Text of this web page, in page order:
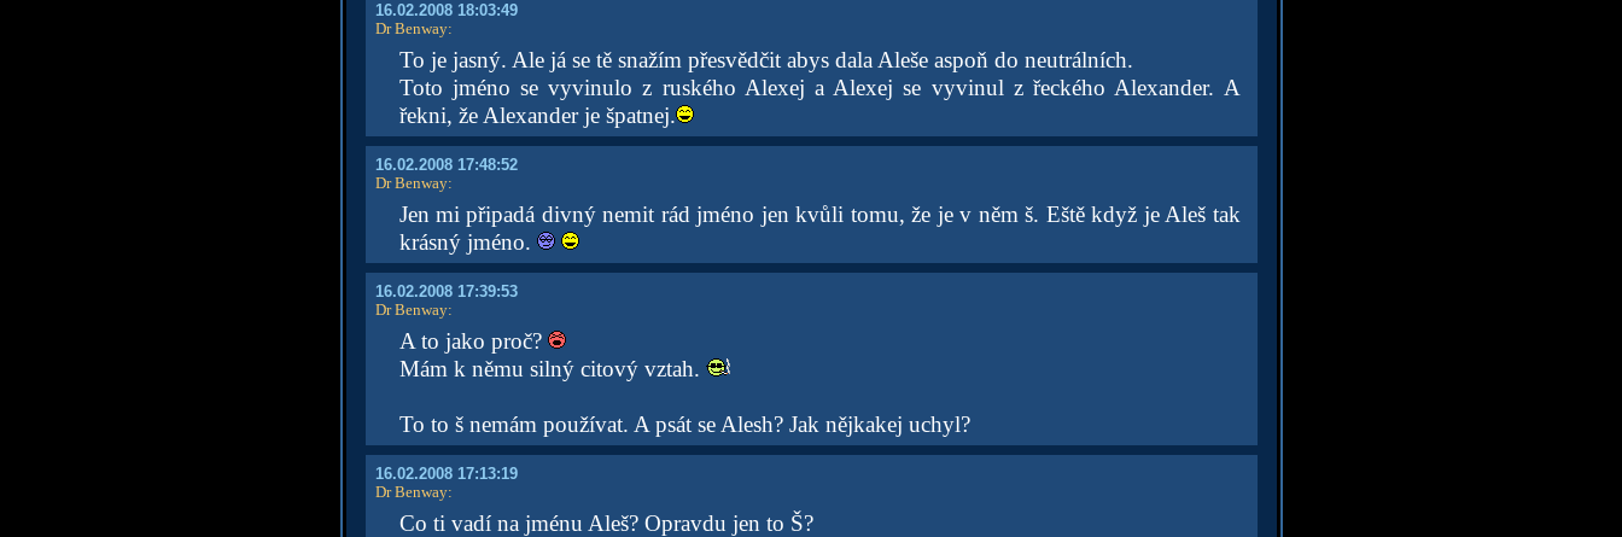
16.02.2008 18:03:49
Dr Benway:
To je jasný. Ale já se tě snažím přesvědčit abys dala Aleše aspoň do neutrálních.
Toto jméno se vyvinulo z ruského Alexej a Alexej se vyvinul z řeckého Alexander. A
řekni, že Alexander je špatnej.
16.02.2008 17:48:52
Dr Benway:
Jen mi připadá divný nemit rád jméno jen kvůli tomu, že je v něm š. Eště když je Aleš tak
krásný jméno.
16.02.2008 17:39:53
Dr Benway:
A to jako proč?
Mám k němu silný citový vztah.
To to š nemám používat. A psát se Alesh? Jak nějkakej uchyl?
16.02.2008 17:13:19
Dr Benway:
Co ti vadí na jménu Aleš? Opravdu jen to Š?